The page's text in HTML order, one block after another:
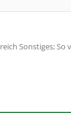
Sonstiges;